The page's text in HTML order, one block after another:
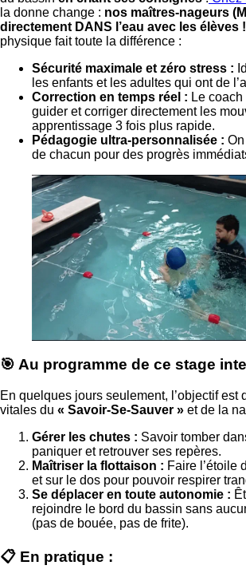
la donne change : nos maîtres-nageurs
directement DANS l’eau avec les élèves !
physique fait toute la différence :
Sécurité maximale et zéro stress :
les enfants et les adultes qui ont de
Correction en temps réel : Le
guider et corriger directement les
apprentissage 3 fois plus rapide.
Pédagogie ultra-personnalisée :
de chacun pour des progrès
🎯 Au programme de ce stage
En quelques jours seulement, l’objectif est
vitales du « Savoir-Se-Sauver » et de la
Gérer les chutes : Savoir tomber
paniquer et retrouver ses repères.
Maîtriser la flottaison : Faire l’étoile
et sur le dos pour pouvoir respirer
Se déplacer en toute autonomie :
rejoindre le bord du bassin sans
(pas de bouée, pas de frite).
📋 En pratique :